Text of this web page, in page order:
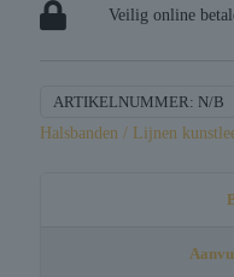
Veilig online
ARTIKELNUMMER: N/B
Halsbanden / Lijnen